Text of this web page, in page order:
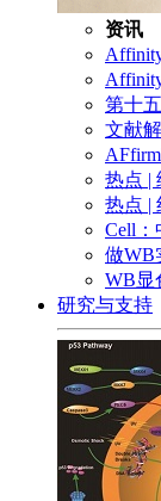
资讯
第十
文献
热点 |
热点 |
Cell：
做WB
WB显
研究与支持